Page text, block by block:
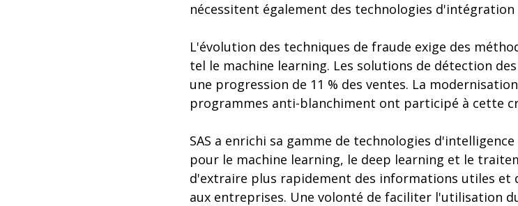
nécessitent également des technologies d'intégration
L'évolution des techniques de fraude exige des
tel le machine learning. Les solutions de détection
une progression de 11 % des ventes. La
programmes anti-blanchiment ont participé à cette
SAS a enrichi sa gamme de technologies
pour le machine learning, le deep learning et le
d'extraire plus rapidement des informations utiles et
aux entreprises. Une volonté de faciliter l'utilisation